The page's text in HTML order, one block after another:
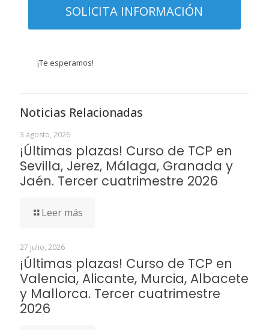
¡Te esperamos!
Noticias Relacionadas
3 agosto, 2026
¡Últimas plazas! Curso de TCP en
Sevilla, Jerez, Málaga, Granada y
Jaén. Tercer cuatrimestre 2026
Leer más
27 julio, 2026
¡Últimas plazas! Curso de TCP en
Valencia, Alicante, Murcia, Albacete
y Mallorca. Tercer cuatrimestre
2026